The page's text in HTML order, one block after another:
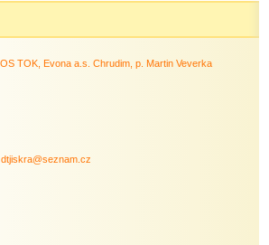
TOK, Evona a.s. Chrudim, p. Martin Veverka